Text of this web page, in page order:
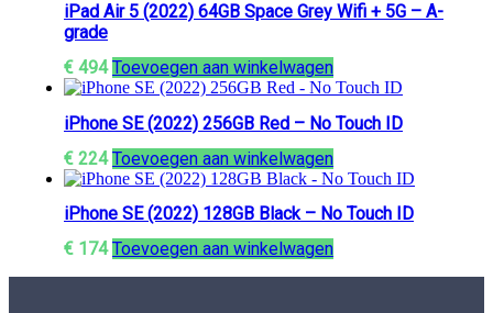
iPad Air 5 (2022) 64GB Space Grey Wifi + 5G – A-
grade
€ 494 Toevoegen aan winkelwagen
iPhone SE (2022) 256GB Red – No Touch ID
€ 224 Toevoegen aan winkelwagen
iPhone SE (2022) 128GB Black – No Touch ID
€ 174 Toevoegen aan winkelwagen